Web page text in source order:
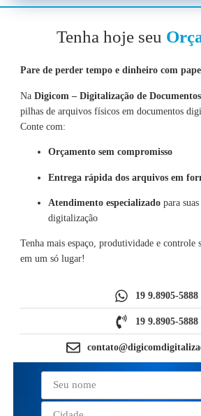
Tenha hoje seu
Pare de perder tempo e dinheiro com
Na Digicom – Digitalização de Documentos
pilhas de arquivos físicos em documentos
Conte com:
Orçamento sem compromisso
Entrega rápida dos arquivos em
Atendimento especializadopara suas
digitalização
Tenha mais espaço, produtividade e controle
em um só lugar!
19 9.8905-5888
19 9.8905-5888